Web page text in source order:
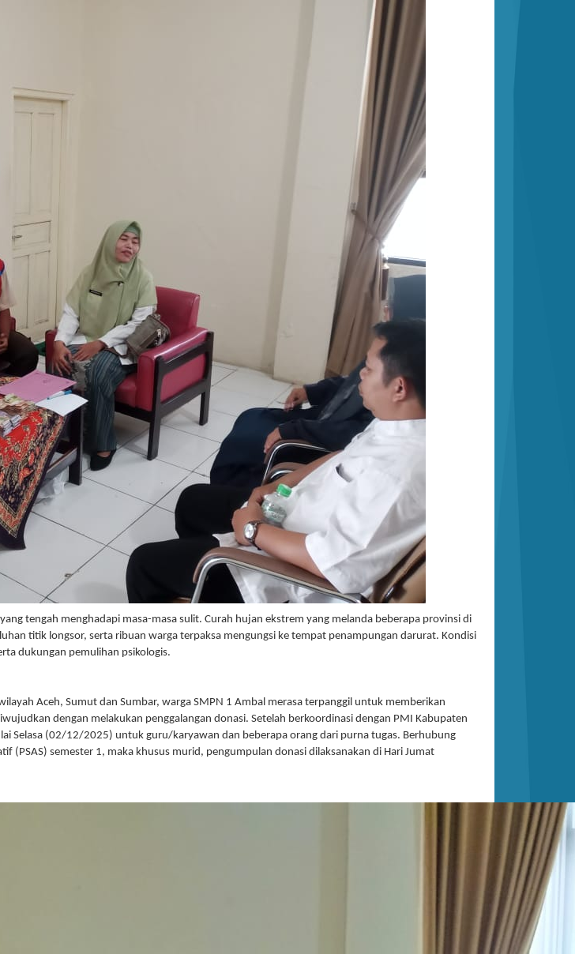
tengah menghadapi masa-masa sulit. Curah hujan ekstrem yang melanda beberapa provinsi di
titik longsor, serta ribuan warga terpaksa mengungsi ke tempat penampungan darurat. Kondisi
dukungan pemulihan psikologis.
Aceh, Sumut dan Sumbar, warga SMPN 1 Ambal merasa terpanggil untuk memberikan
dengan melakukan penggalangan donasi. Setelah berkoordinasi dengan PMI Kabupaten
Selasa (02/12/2025) untuk guru/karyawan dan beberapa orang dari purna tugas. Berhubung
(PSAS) semester 1, maka khusus murid, pengumpulan donasi dilaksanakan di Hari Jumat